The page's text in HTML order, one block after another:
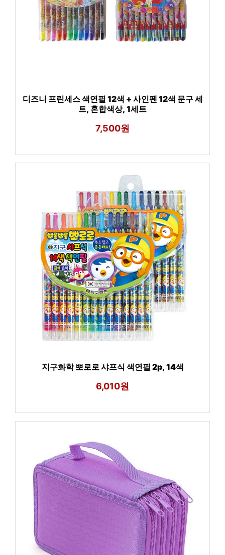
디즈니 프린세스 색연필 12색 + 사인펜 12색 문구 세
트, 혼합색상, 1세트
7,500원
지구화학 뽀로로 샤프식 색연필 2p, 14색
6,010원